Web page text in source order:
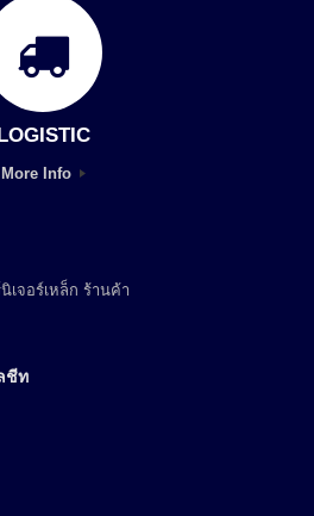
More Info
จอร์เหล็ก ร้านค้า
ชีท